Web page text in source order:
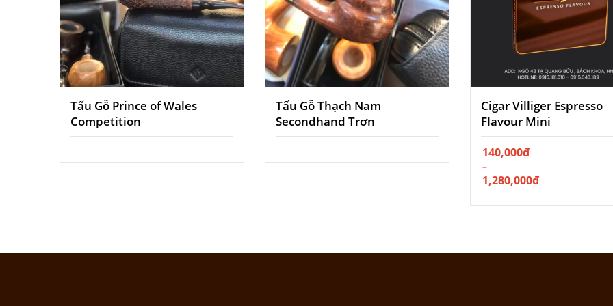
Tẩu Gỗ Prince of Wales
Competition
Tẩu Gỗ Thạch Nam
Secondhand Trơn
Cigar Villiger Espresso
Flavour Mini
140,000₫
–
1,280,000₫
Khoảng
giá:
từ
140,000₫
đến